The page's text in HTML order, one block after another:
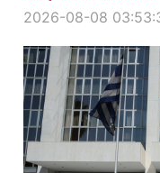
2026-08-08